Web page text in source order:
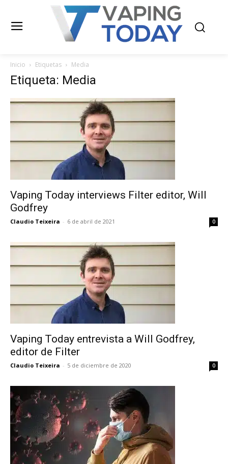
Inicio Etiquetas Media
Etiqueta: Media
Vaping Today interviews Filter editor, Will
Godfrey
Claudio Teixeira - 6 de abril de 2021 0
Vaping Today entrevista a Will Godfrey,
editor de Filter
Claudio Teixeira - 5 de diciembre de 2020 0